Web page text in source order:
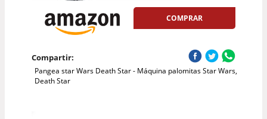
COMPRAR
Compartir:
Pangea star Wars Death Star - Máquina palomitas Star Wars,
Death Star